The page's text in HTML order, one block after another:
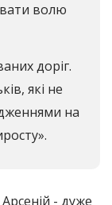
волю
доріг.
які не
на
- дуже